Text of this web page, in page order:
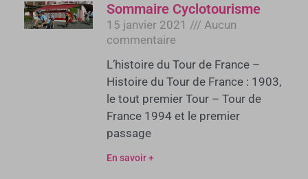
Sommaire Cyclotourisme
15 janvier 2021
Aucun
commentaire
L’histoire du Tour de France –
Histoire du Tour de France : 1903,
le tout premier Tour – Tour de
France 1994 et le premier
passage
En savoir +